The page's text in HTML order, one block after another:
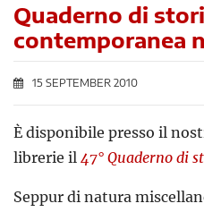
Quaderno di
contemporanea
15 SEPTEMBER 2010
È disponibile presso il
librerie il 47° Quaderno di
Seppur di natura